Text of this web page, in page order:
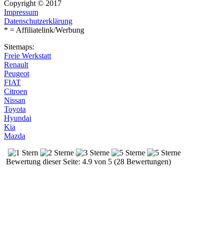
Copyright © 2017
Impressum
Datenschutzerklärung
* = Affiliatelink/Werbung
Sitemaps:
Freie Werkstatt
Renault
Peugeot
FIAT
Citroen
Nissan
Toyota
Hyundai
Kia
Mazda
Bewertung dieser Seite: 4.9 von 5 (28 Bewertungen)